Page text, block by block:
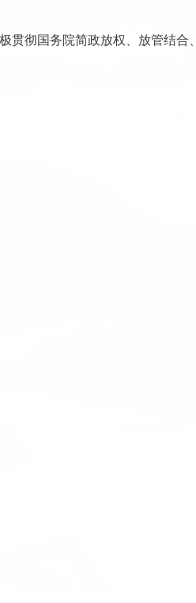
贯彻国务院简政放权、放管结合、